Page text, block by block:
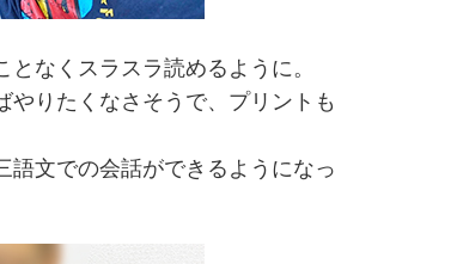
なくスラスラ読めるように。
りたくなさそうで、プリントも
語文での会話ができるようになっ